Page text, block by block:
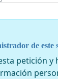
de este
petición y